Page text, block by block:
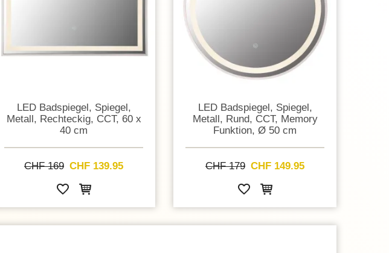
LED Badspiegel, Spiegel,
Metall, Rechteckig, CCT, 60 x
40 cm
CHF 169 CHF 139.95
LED Badspiegel, Spiegel,
Metall, Rund, CCT, Memory
Funktion, Ø 50 cm
CHF 179 CHF 149.95